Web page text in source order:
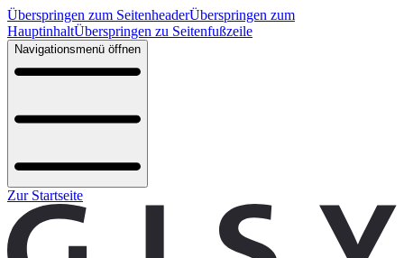
Überspringen zum SeitenheaderÜberspringen zum
HauptinhaltÜberspringen zu Seitenfußzeile
Navigationsmenü öffnen
Zur Startseite